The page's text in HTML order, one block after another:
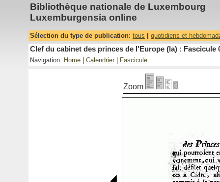
Bibliothèque nationale de Luxembourg
Luxemburgensia online
Sélection du type de publication: tous quotidiens et
Clef du cabinet des princes de l'Europe (la) : Fascicule
Navigation: Home Calendrier Fascicule
Zoom